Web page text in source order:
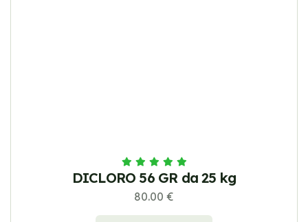
DICLORO 56 GR da 25 kg
80.00 €